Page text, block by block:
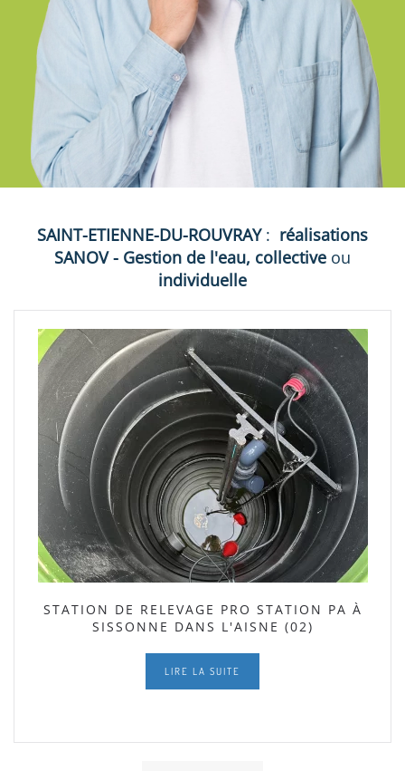
SAINT-ETIENNE-DU-ROUVRAY : réalisations
SANOV - Gestion de l'eau, collective ou
individuelle
STATION DE RELEVAGE PRO STATION PA À
SISSONNE DANS L'AISNE (02)
LIRE LA SUITE